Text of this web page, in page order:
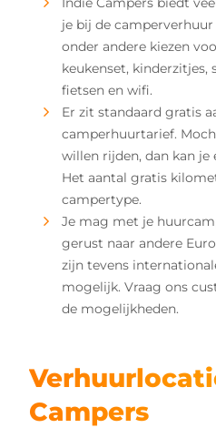
je bij de
onder andere kiezen
keukenset, kinderzitjes,
fietsen en wifi.
Er zit standaard gratis
camperhuurtarief.
willen rijden, dan kan
Het aantal gratis
campertype.
Je mag met je
gerust naar andere
zijn tevens
mogelijk. Vraag ons
de mogelijkheden.
Campers